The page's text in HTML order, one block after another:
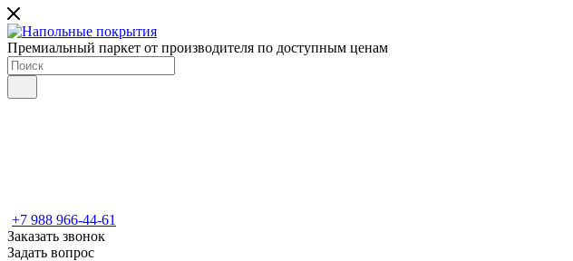
Премиальный паркет от производителя по доступным ценам
+7 988 966-44-61
Заказать звонок
Задать вопрос